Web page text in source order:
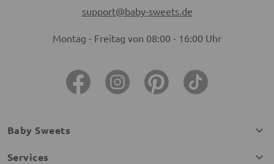
support@baby-sweets.de
Montag - Freitag von 08:00 - 16:00 Uhr
Baby Sweets
Services